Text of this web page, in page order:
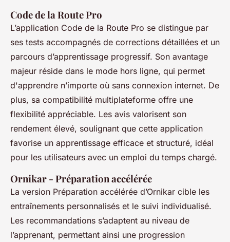
Code de la Route Pro
L’application Code de la Route Pro se distingue par
ses tests accompagnés de corrections détaillées et un
parcours d’apprentissage progressif. Son avantage
majeur réside dans le mode hors ligne, qui permet
d'apprendre n’importe où sans connexion internet. De
plus, sa compatibilité multiplateforme offre une
flexibilité appréciable. Les avis valorisent son
rendement élevé, soulignant que cette application
favorise un apprentissage efficace et structuré, idéal
pour les utilisateurs avec un emploi du temps chargé.
Ornikar - Préparation accélérée
La version Préparation accélérée d’Ornikar cible les
entraînements personnalisés et le suivi individualisé.
Les recommandations s’adaptent au niveau de
l’apprenant, permettant ainsi une progression